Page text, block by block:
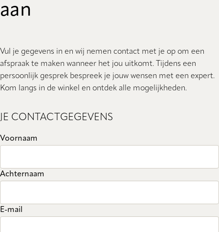
aan
Vul je gegevens in en wij nemen contact met je op om een
afspraak te maken wanneer het jou uitkomt. Tijdens een
persoonlijk gesprek bespreek je jouw wensen met een expert.
Kom langs in de winkel en ontdek alle mogelijkheden.
JE CONTACTGEGEVENS
Voornaam
Achternaam
E-mail